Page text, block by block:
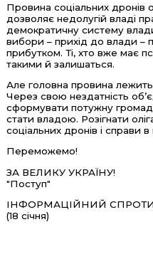
Провина соціальних дронів
дозволяє недолугій владі
демократичну систему
вибори – прихід до влади –
прибутком. Ті, хто вже має
такими й залишаться.
Але головна провина
Через свою нездатність
сформувати потужну
стати владою. Розігнати
соціальних дронів і справи в
Переможемо!
ЗА ВЕЛИКУ УКРАЇНУ!
"Поступ"
ІНФОРМАЦІЙНИЙ
(18 січня)